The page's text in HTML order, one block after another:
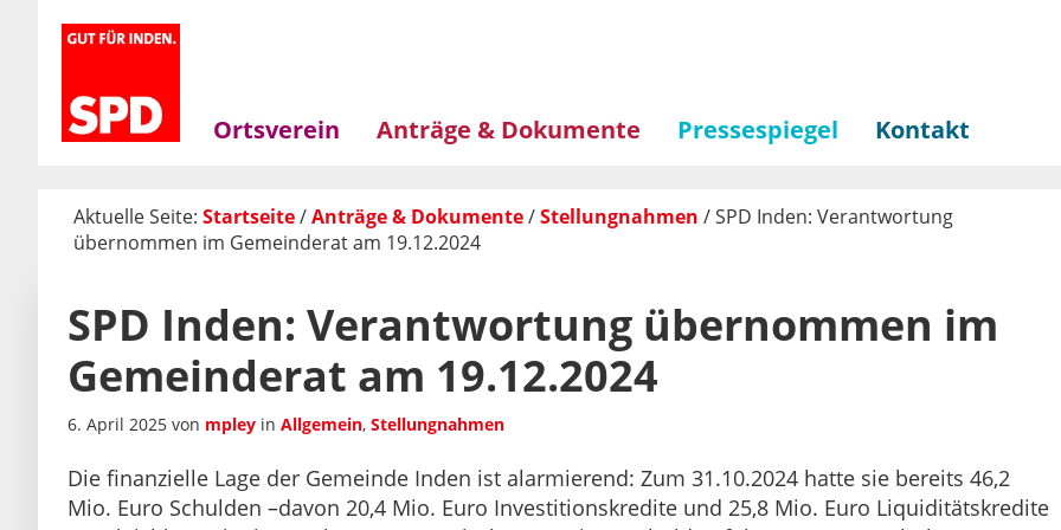
Hauptnavigation
content
Hauptsidebar
Ortsverein Anträge & Dokumente Pressespiegel Kontakt
Aktuelle Seite: Startseite/Anträge & Dokumente/Stellungnahmen /SPD Inden: Verantwortung
übernommen im Gemeinderat am 19.12.2024
SPD Inden: Verantwortung übernommen im
Gemeinderat am 19.12.2024
6. April 2025 von mpley in Allgemein, Stellungnahmen
Die finanzielle Lage der Gemeinde Inden ist alarmierend: Zum 31.10.2024 hatte sie bereits 46,2
Mio. Euro Schulden –davon 20,4 Mio. Euro Investitionskredite und 25,8 Mio. Euro Liquiditätskredite